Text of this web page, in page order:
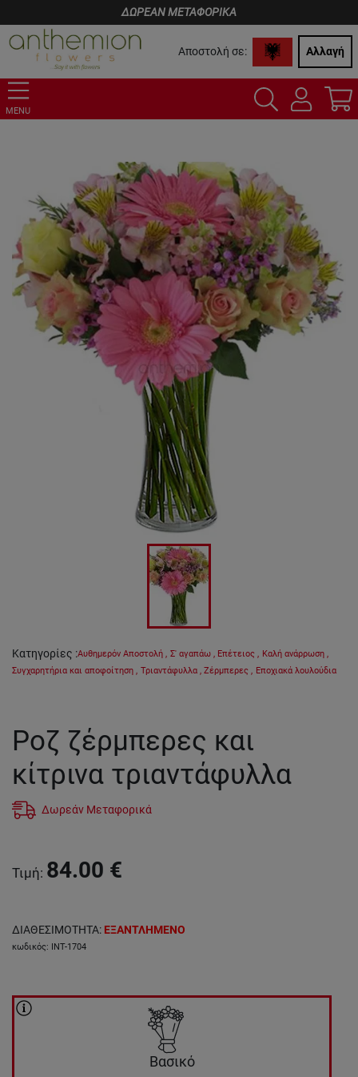
ΔΩΡΕΑΝ ΜΕΤΑΦΟΡΙΚΑ
Αποστολή σε: Αλλαγή
MENU
Κατηγορίες :Αυθημερόν Αποστολή , Σ' αγαπάω , Επέτειος , Καλή ανάρρωση ,
Συγχαρητήρια και αποφοίτηση , Τριαντάφυλλα , Ζέρμπερες , Εποχιακά λουλούδια
Ροζ ζέρμπερες και
κίτρινα τριαντάφυλλα
Δωρεάν Μεταφορικά
Τιμή: 84.00 €
ΔΙΑΘΕΣΙΜΟΤΗΤΑ: ΕΞΑΝΤΛΗΜΕΝΟ
κωδικός: INT-1704
Βασικό